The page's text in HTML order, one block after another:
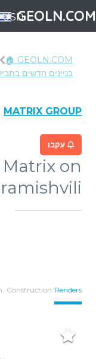
GEOLN.COM
USD
GEOLN.COM 🏠
בניינים חדשים
MATRIX GROUP
עקבו
Matrix on
Renders
Construction